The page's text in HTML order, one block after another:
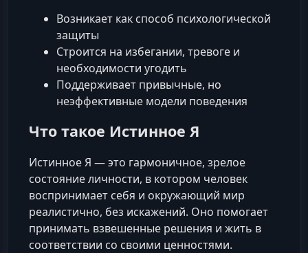
Возникает как способ психологической
защиты
Строится на избегании, тревоге и
необходимости угодить
Поддерживает привычные, но
неэффективные модели поведения
Что такое Истинное Я
Истинное Я — это гармоничное, зрелое
состояние личности, в котором человек
воспринимает себя и окружающий мир
реалистично, без искажений. Оно помогает
принимать взвешенные решения и жить в
соответствии со своими ценностями.